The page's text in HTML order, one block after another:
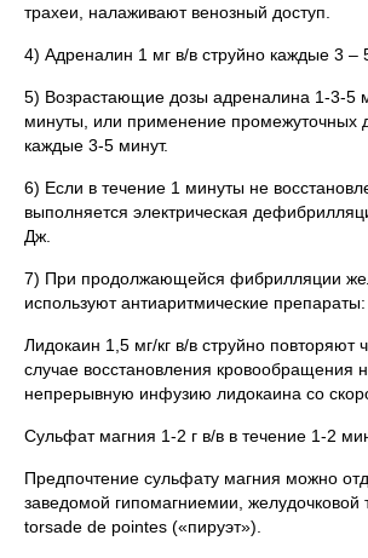
трахеи, налаживают венозный доступ.
4) Адреналин 1 мг в/в струйно каждые 3 –
5) Возрастающие дозы адреналина 1-3-5
минуты, или применение промежуточных
каждые 3-5 минут.
6) Если в течение 1 минуты не
выполняется электрическая
Дж.
7) При продолжающейся фибрилляции
используют антиаритмические препараты:
Лидокаин 1,5 мг/кг в/в струйно повторяют
случае восстановления кровообращения
непрерывную инфузию лидокаина со
Сульфат магния 1-2 г в/в в течение 1-2
Предпочтение сульфату магния можно
заведомой гипомагниемии, желудочковой
torsade de pointes («пируэт»).